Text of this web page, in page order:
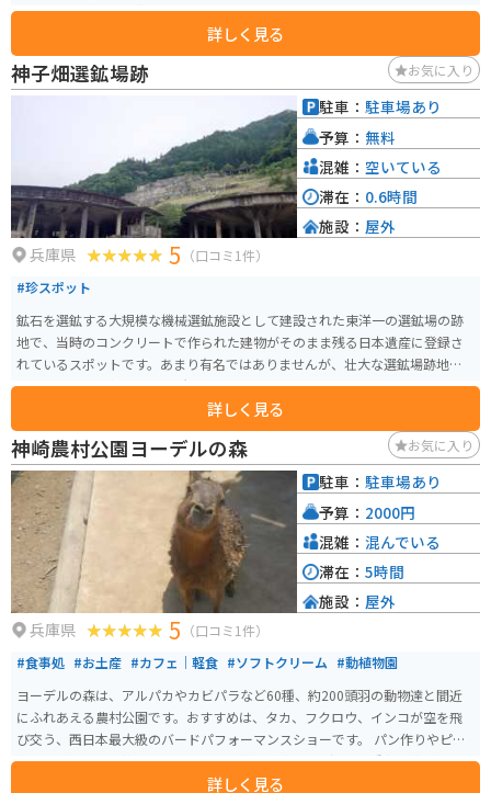
は三菱鉱業が周辺で事業を行っています。
詳しく見る
神子畑選鉱場跡 お気に入り
兵庫県 5 （口コミ1件）
#珍スポット
鉱石を選鉱する大規模な機械選鉱施設として建設された東洋一の選鉱場の跡
地で、当時のコンクリートで作られた建物がそのまま残る日本遺産に登録さ
れているスポットです。あまり有名ではありませんが、壮大な選鉱場跡地と
して訪れる人を魅了する場所です。
詳しく見る
駐車： 駐車場あり
予算： 無料
混雑： 空いている
滞在： 0.6時間
施設： 屋外
神崎農村公園ヨーデルの森 お気に入り
兵庫県 5 （口コミ1件）
#食事処 #お土産 #カフェ｜軽食 #ソフトクリーム #動植物園
ヨーデルの森は、アルパカやカビパラなど60種、約200頭羽の動物達と間近
にふれあえる農村公園です。おすすめは、タカ、フクロウ、インコが空を飛
び交う、西日本最大級のバードパフォーマンスショーです。 パン作りやピザ
作り体験もでき、芝滑りもあります。花畑も綺麗で、沢山の種類の花が咲いて
います。お土産は、園内の工房で作られたプリンが人気でソフトクリームも
詳しく見る
駐車： 駐車場あり
予算： 2000円
混雑： 混んでいる
滞在： 5時間
施設： 屋外